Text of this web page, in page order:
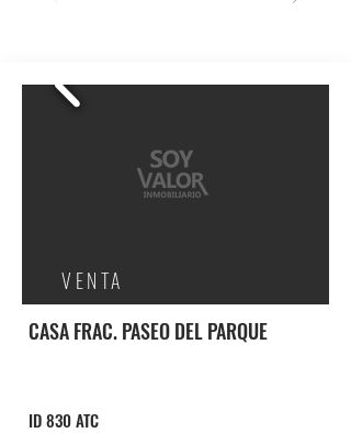
VENTA
CASA FRAC. PASEO DEL PARQUE
ID 830 ATC